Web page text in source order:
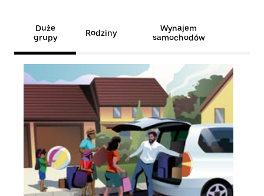
Duże
grupy
Rodziny
Wynajem
samochodów